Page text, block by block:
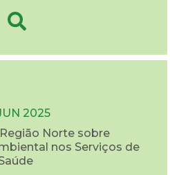
2025
Região Norte sobre
nos Serviços de